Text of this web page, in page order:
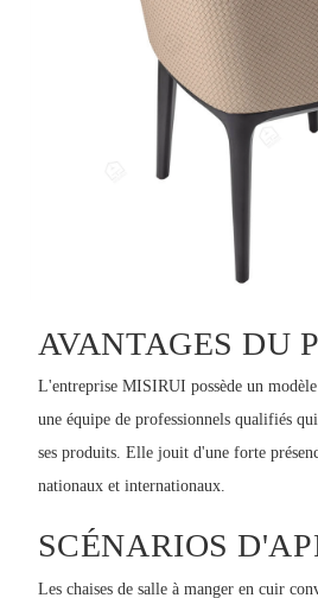
AVANTAGES DU
L'entreprise MISIRUI possède un
une équipe de professionnels qualifiés
ses produits. Elle jouit d'une forte
nationaux et internationaux.
SCÉNARIOS
Les chaises de salle à manger en cuir